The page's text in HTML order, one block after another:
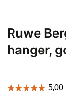
Ruwe
hanger,